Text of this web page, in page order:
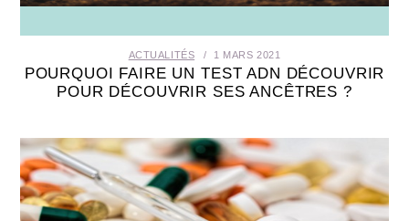
ACTUALITÉS 1 MARS 2021
POURQUOI FAIRE UN TEST ADN DÉCOUVRIR
POUR DÉCOUVRIR SES ANCÊTRES ?